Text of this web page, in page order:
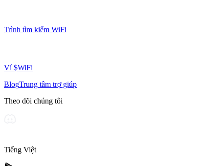
Trình tìm kiếm WiFi
Ví $WiFi
BlogTrung tâm trợ giúp
Theo dõi chúng tôi
Tiếng Việt